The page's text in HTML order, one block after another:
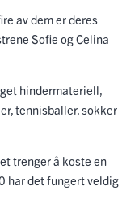
av dem er deres
Sofie og Celina
hindermateriell,
tennisballer, sokker
trenger å koste en
har det fungert veldig